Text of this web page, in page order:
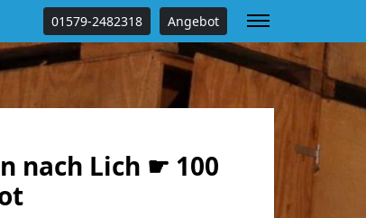
01579-2482318 Angebot
nach Lich ☛ 100